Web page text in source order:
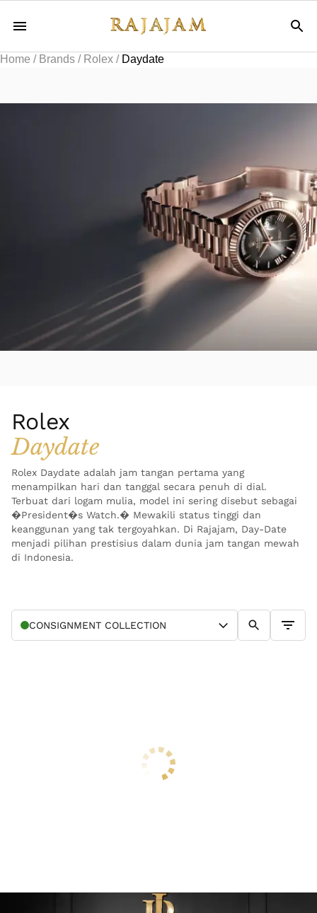
Home / Brands / Rolex / Daydate
Rolex
Daydate
Rolex Daydate adalah jam tangan pertama yang
menampilkan hari dan tanggal secara penuh di dial.
Terbuat dari logam mulia, model ini sering disebut sebagai
�President�s Watch.� Mewakili status tinggi dan
keanggunan yang tak tergoyahkan. Di Rajajam, Day-Date
menjadi pilihan prestisius dalam dunia jam tangan mewah
di Indonesia.
CONSIGNMENT COLLECTION